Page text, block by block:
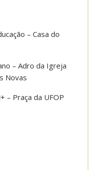
– Casa do
– Adro da Igreja
Novas
– Praça da UFOP